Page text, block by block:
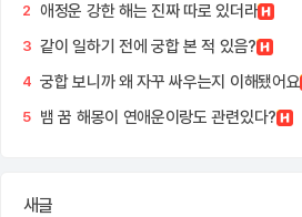
2 애정운 강한 해는 진짜 따로 있더라
3 같이 일하기 전에 궁합 본 적 있음?
4 궁합 보니까 왜 자꾸 싸우는지 이해됐어요
5 뱀 꿈 해몽이 연애운이랑도 관련있다?
새글